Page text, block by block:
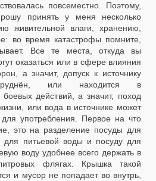
повсеместно. Поэтому,
принять у меня несколько
живительной влаги, хранению,
во время катастрофы помните,
Все те места, откуда вы
оказаться или в сфере влияния
а значит, допуск к источнику
или находится в
действий, а значит, поход
или вода в источнике может
употребления. Первое на что
это на разделение посуды для
для питьевой воды и посуду для
воду удобнее всего держать в
флягах. Крышка такой
и мусор не попадает во внутрь,